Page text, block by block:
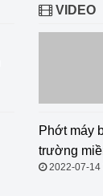
VIDEO
Sửa bơm